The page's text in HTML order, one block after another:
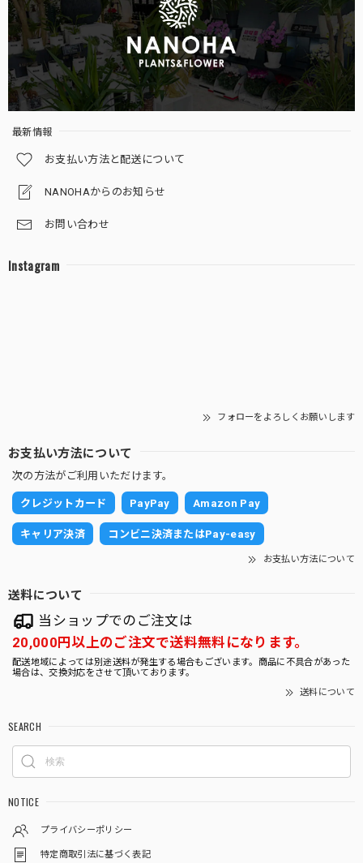
ガジュマル 黒砂利（四角容器）
2025/12/27
【限定】グラデーション砂利 (丸容器)
2025/10/30
砂利の白黒がとても目を引きますし元気な子たちばかりで嬉
ガジュマルS字 7号 （高級平鉢陶器）
2025/10/30
とても存在感があり素敵なガジュマルで感動しました。 早速
玄関に飾りましたが運気が上がりそうです。 大切に育てた
サンスベリア 白砂利（四角容器）
最新情報
お支払い方法と配送について
NANOHAからのお知らせ
お問い合わせ
Instagram
フォローをよろしくお願いします
お支払い方法について
次の方法がご利用いただけます。
クレジットカード PayPay Amazon Pay
キャリア決済 コンビニ決済またはPay-easy
お支払い方法について
送料について
当ショップでのご注文は
20,000円以上のご注文で送料無料になります。
配送地域によっては別途送料が発生する場合もございます。商品に不具合があった
場合は、交換対応をさせて頂いております。
送料について
SEARCH
NOTICE
プライバシーポリシー
特定商取引法に基づく表記